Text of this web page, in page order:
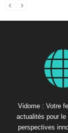
Vidome : Votre
actualités pour
perspectives